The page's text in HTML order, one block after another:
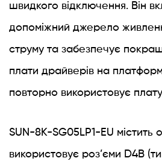
швидкого відключення. Він
допоміжний джерело
струму та забезпечує
плати драйверів на
повторно використовує
SUN-8K-SG05LP1-EU містить
використовує роз’єми D4B